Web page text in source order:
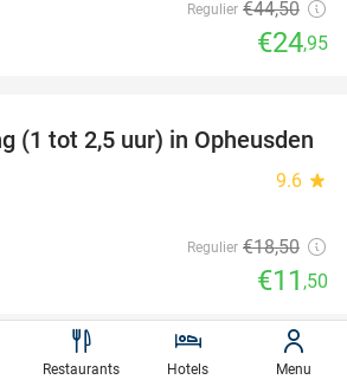
Regulier €44,50
€24,95
38%
(1 tot 2,5 uur) in Opheusden
9.6 star
Regulier €18,50
€11 ,50
favorite_border
Restaurant GIGI in hartje
Restaurants Hotels Menu